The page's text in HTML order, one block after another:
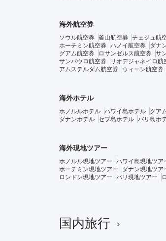
海外航空券
ソウル航空券 釜山航空券 チェジュ航
ホーチミン航空券 ハノイ航空券 ダナ
グアム航空券
ロサンゼルス航空券 サ
サンパウロ航空券
リオデジャネイロ航
アムステルダム航空券
ウィーン航空券
海外ホテル
ホノルルホテル ハワイ島ホテル グア
ダナンホテル セブ島ホテル バリ島ホ
海外現地ツアー
ホノルル現地ツアー ハワイ島現地ツア
ホーチミン現地ツアー
ダナン現地ツア
ロンドン現地ツアー
パリ現地ツアー
国内旅行